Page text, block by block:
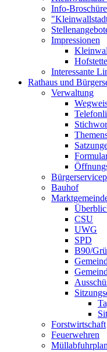
Info-
Impressionen
Interessante
Rathaus und
Verwaltung
Bauhof
CSU
UWG
SPD
B90/
Forstwirtschaft
Feuerwehren
Müllabfuhrplan